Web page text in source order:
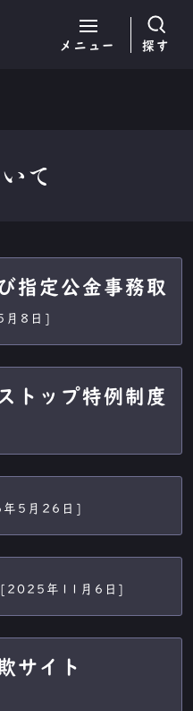
メニュー 探す
て
指定公金事務取
月8日]
トップ特例制度
5月26日]
[2025年11月6日]
サイト